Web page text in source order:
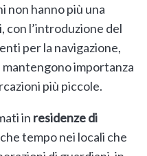
non hanno più una
con l’introduzione del
per la navigazione,
mantengono importanza
più piccole.
in residenze di
tempo nei locali che